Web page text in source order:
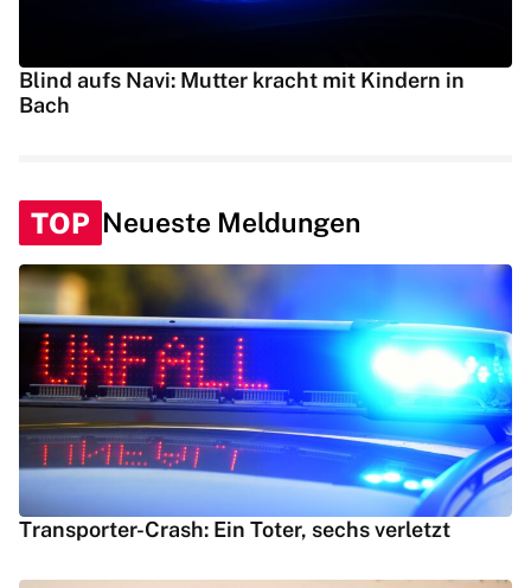
Blind aufs Navi: Mutter kracht mit Kindern in
Bach
TOP Neueste Meldungen
Transporter-Crash: Ein Toter, sechs verletzt